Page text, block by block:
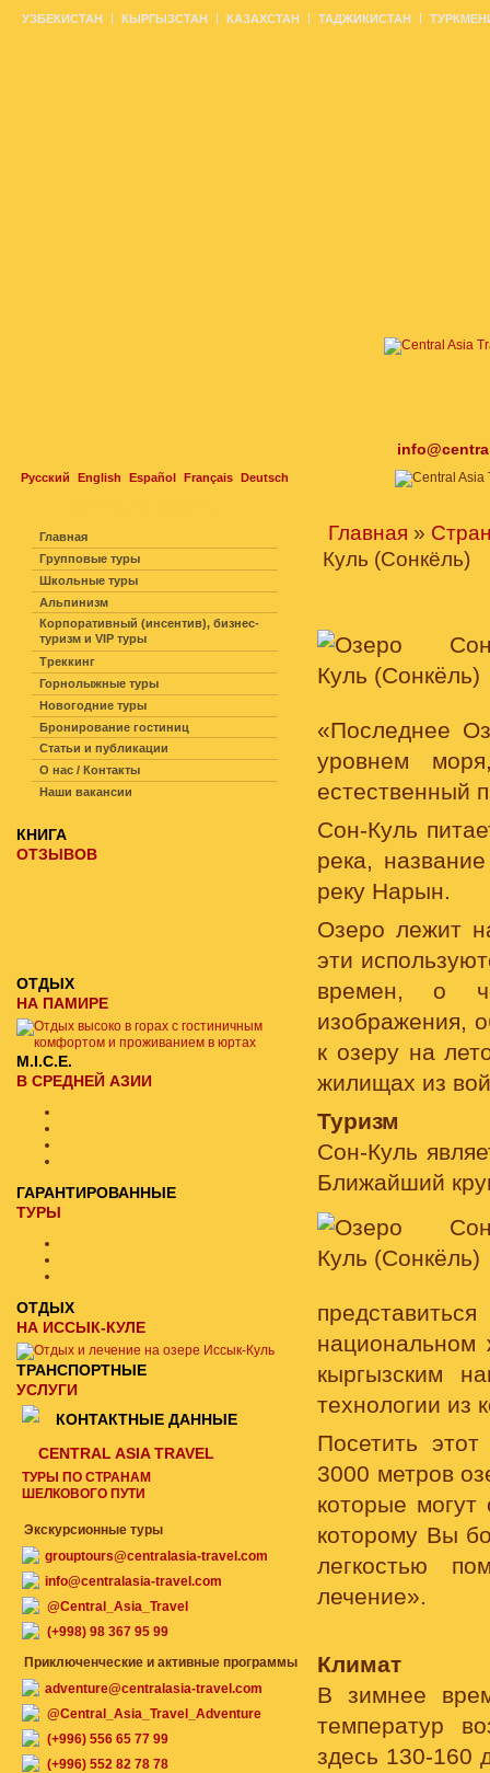
Русский English Español Français Deutsch
УЗБЕКИСТАН КЫРГЫЗСТАН КАЗАХСТАН ТАДЖИКИСТАН
Главная »
Куль (Сонкёль)
«Последнее
уровнем
естественный
Сон-Куль
река,
реку Нарын.
Озеро лежит
эти
времен, о
изображения,
к озеру на
жилищах из
Туризм
Сон-Куль
Ближайший
кыргызским
технологии из
Посетить
3000 метров
которые
которому Вы
легкостью
лечение».
Климат
В зимнее
температур
здесь 130-160
Главная
Групповые туры
Школьные туры
Альпинизм
Корпоративный (инсентив), бизнес-
туризм и VIP туры
Треккинг
Горнолыжные туры
Новогодние туры
Бронирование гостиниц
Статьи и публикации
О нас / Контакты
Наши вакансии
КНИГА
ОТЗЫВОВ
ОТДЫХ
НА ПАМИРЕ
M.I.C.E.
В СРЕДНЕЙ АЗИИ
ГАРАНТИРОВАННЫЕ
ТУРЫ
ОТДЫХ
НА ИССЫК-КУЛЕ
ТРАНСПОРТНЫЕ
УСЛУГИ
КОНТАКТНЫЕ ДАННЫЕ
CENTRAL ASIA TRAVEL
ТУРЫ ПО СТРАНАМ
ШЕЛКОВОГО ПУТИ
Экскурсионные туры
grouptours@centralasia-travel.com
info@centralasia-travel.com
@Central_Asia_Travel
(+998) 98 367 95 99
Приключенческие и активные программы
adventure@centralasia-travel.com
@Central_Asia_Travel_Adventure
(+996) 556 65 77 99
(+996) 552 82 78 78